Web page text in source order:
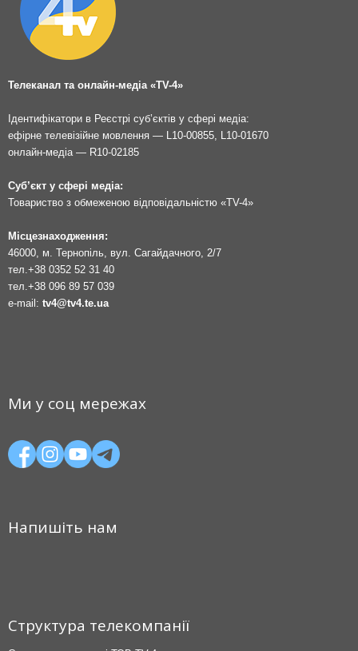
Телеканал та онлайн-медіа «TV-4»
Ідентифікатори в Реєстрі суб’єктів у сфері медіа:
ефірне телевізійне мовлення — L10-00855, L10-01670
онлайн-медіа — R10-02185
Суб’єкт у сфері медіа:
Товариство з обмеженою відповідальністю «TV-4»
Місцезнаходження:
46000, м. Тернопіль, вул. Сагайдачного, 2/7
тел. +38 0352 52 31 40
тел. +38 096 89 57 039
e-mail: tv4@tv4.te.ua
Ми у соц мережах
Напишіть нам
Структура телекомпанії